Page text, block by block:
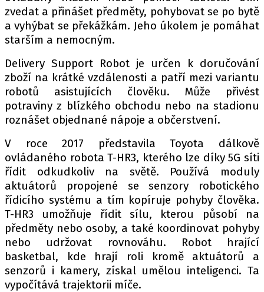
zvedat a přinášet předměty, pohybovat se po bytě
a vyhýbat se překážkám. Jeho úkolem je pomáhat
starším a nemocným.
Delivery Support Robot je určen k doručování
zboží na krátké vzdálenosti a patří mezi variantu
robotů asistujících člověku. Může přivést
potraviny z blízkého obchodu nebo na stadionu
roznášet objednané nápoje a občerstvení.
V roce 2017 představila Toyota dálkově
ovládaného robota T-HR3, kterého lze díky 5G síti
řídit odkudkoliv na světě. Používá moduly
aktuátorů propojené se senzory robotického
řídicího systému a tím kopíruje pohyby člověka.
T-HR3 umožňuje řídit sílu, kterou působí na
předměty nebo osoby, a také koordinovat pohyby
nebo udržovat rovnováhu. Robot hrající
basketbal, kde hrají roli kromě aktuátorů a
senzorů i kamery, získal umělou inteligenci. Ta
vypočítává trajektorii míče.